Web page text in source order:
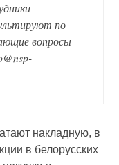
по
вопросы
накладную, в
в белорусских